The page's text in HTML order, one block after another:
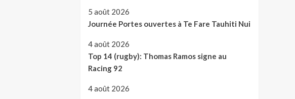
5 août 2026
Journée Portes ouvertes à Te Fare Tauhiti Nui
4 août 2026
Top 14 (rugby): Thomas Ramos signe au
Racing 92
4 août 2026